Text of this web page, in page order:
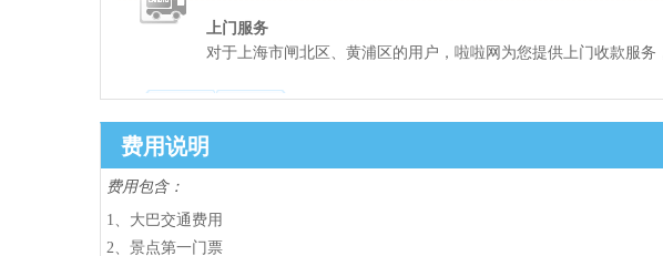
上门服务
对于上海市闸北区、黄浦区的用户，啦啦网为您提供上门收款服
费用说明
费用包含：
1、大巴交通费用
2、景点第一门票